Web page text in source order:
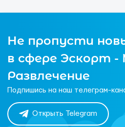
Не пропусти
в сфере Эскорт -
Развлечение
Подпишись на наш телеграм-
Открыть Telegram